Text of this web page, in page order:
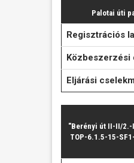
Palotai úti
Regisztrációs
Közbeszerzési
Eljárási
"Berényi út II-II/
TOP-6.1.5-15-